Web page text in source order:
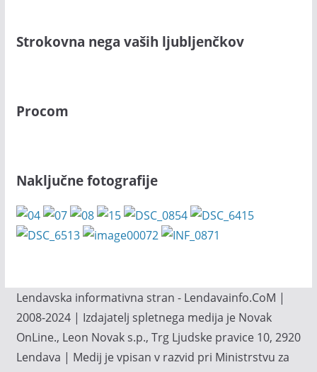
Strokovna nega vaših ljubljenčkov
Procom
Naključne fotografije
Lendavska informativna stran - Lendavainfo.CoM |
2008-2024 | Izdajatelj spletnega medija je Novak
OnLine., Leon Novak s.p., Trg Ljudske pravice 10, 2920
Lendava | Medij je vpisan v razvid pri Ministrstvu za